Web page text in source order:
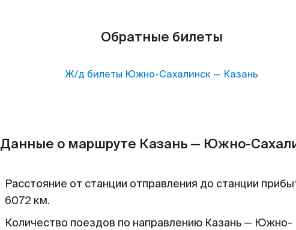
Обратные билеты
Ж/д билеты Южно-Сахалинск — Казань
Данные о маршруте Казань — Южно-
Расстояние от станции отправления до станции
6072 км.
Количество поездов по направлению Казань — Южно-